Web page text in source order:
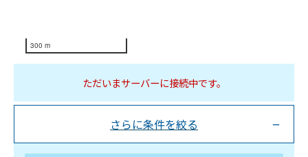
300 m
ただいまサーバーに接続中です。
さらに条件を絞る